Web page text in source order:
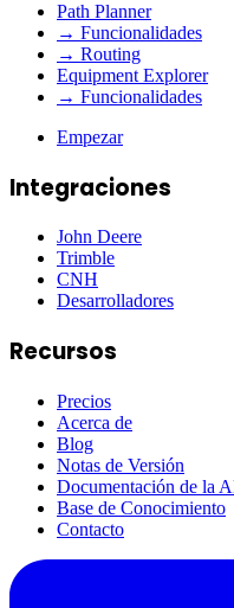
Path Planner
→ Funcionalidades
→ Routing
Equipment Explorer
→ Funcionalidades
Empezar
Integraciones
John Deere
Trimble
CNH
Desarrolladores
Recursos
Precios
Acerca de
Blog
Notas de Versión
Documentación de la
Base de Conocimiento
Contacto